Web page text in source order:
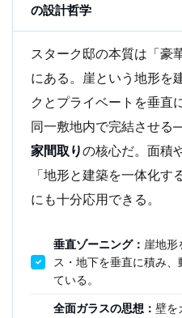
の設計哲学
スターク邸の本質は「豪
にある。崖という地形を
クとプライベートを垂直
同一敷地内で完結させ
家間取りの核心だ。面積
「地形と建築を一体化
にも十分応用できる。
垂直ゾーニング： 崖地形
ス・地下を垂直に積み
ている。
全面ガラスの思想： 壁を